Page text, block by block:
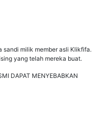
sandi milik member asli Klikfifa.
yang telah mereka buat.
DAPAT MENYEBABKAN